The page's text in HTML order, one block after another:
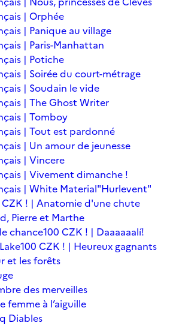
| Orphée
| Panique au village
| Paris-Manhattan
| Potiche
| Soirée du court-métrage
| Soudain le vide
| The Ghost Writer
| Tomboy
| Tout est pardonné
| Un amour de jeunesse
| Vincere
| Vivement dimanche !
| White Material"Hurlevent"
CZK ! | Anatomie d'une chute
Pierre et Marthe
chance100 CZK ! | Daaaaaalí!
100 CZK ! | Heureux gagnants
et les forêts
des merveilles
femme à l’aiguille
Diables